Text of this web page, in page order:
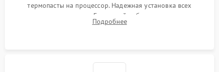
термопасты на процессор. Надежная установка всех
комплектующих в слоты. Грамотный кабель-менеджмент для
обеспечения правильной циркуляции воздуха внутри
Подробнее